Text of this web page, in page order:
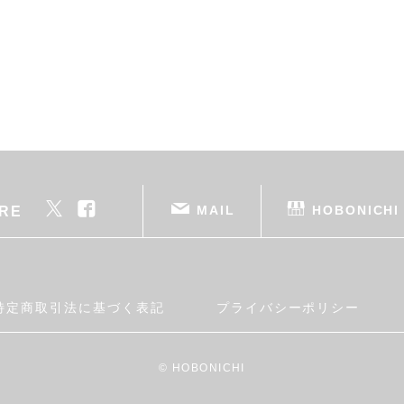
MAIL HOBONICHI
定商取引法に基づく表記 プライバシーポリシー
© HOBONICHI